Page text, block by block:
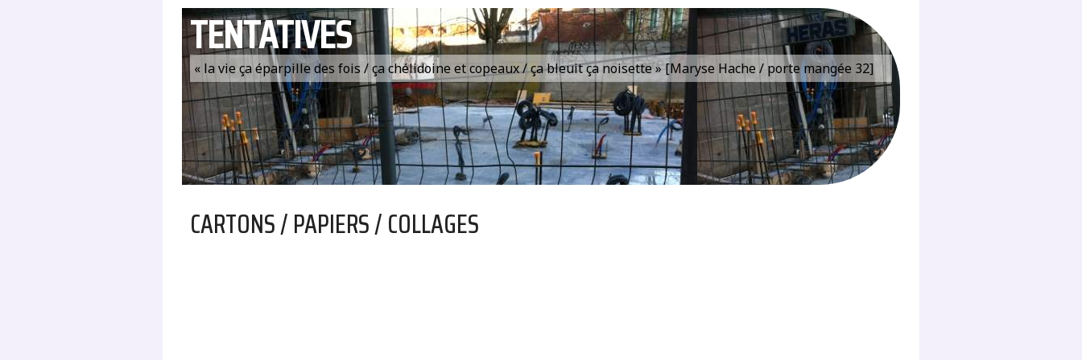
TENTATIVES
« la vie ça éparpille des fois / ça chélidoine et copeaux / ça bleuit ça noisette » [Maryse Hache / porte mangée 32]
CARTONS / PAPIERS / COLLAGES